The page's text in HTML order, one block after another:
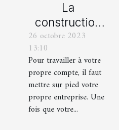
La
construction
d’une identité
d’entreprise :
que faut-il en
savoir ?
26 octobre 2023
13:10
Pour travailler à votre
propre compte, il faut
mettre sur pied votre
propre entreprise. Une
fois que votre...